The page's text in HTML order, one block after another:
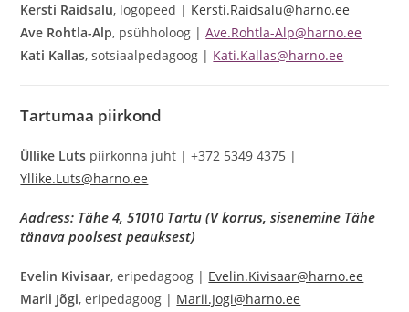
Kersti Raidsalu, logopeed | Kersti.Raidsalu@harno.ee
Ave Rohtla-Alp, psühholoog |Ave.Rohtla-Alp@harno.ee
Kati Kallas, sotsiaalpedagoog | Kati.Kallas@harno.ee
Tartumaa piirkond
Üllike Luts piirkonna juht | +372 5349 4375 |
Yllike.Luts@harno.ee
Aadress: Tähe 4, 51010 Tartu (V korrus, sisenemine Tähe
tänava poolsest peauksest)
Evelin Kivisaar, eripedagoog | Evelin.Kivisaar@harno.ee
Marii Jõgi, eripedagoog | Marii.Jogi@harno.ee